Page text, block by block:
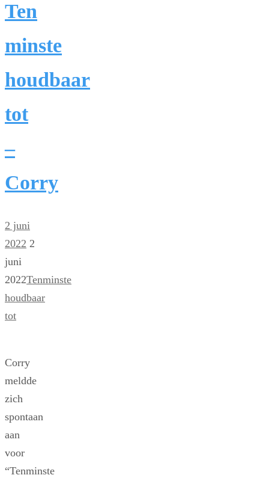
Ten
minste
houdbaar
tot
–
Corry
2 juni
2022 2
juni
2022Tenminste
houdbaar
tot
Corry
meldde
zich
spontaan
aan
voor
“Tenminste